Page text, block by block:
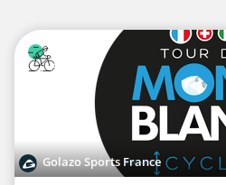
Golazo Sports France